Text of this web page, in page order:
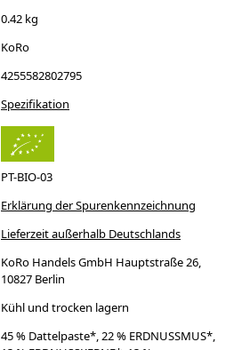
0.42 kg
KoRo
4255582802795
Spezifikation
PT-BIO-03
Erklärung der Spurenkennzeichnung
Lieferzeit außerhalb Deutschlands
KoRo Handels GmbH Hauptstraße 26,
10827 Berlin
Kühl und trocken lagern
45 % Dattelpaste*, 22 % ERDNUSSMUS*,